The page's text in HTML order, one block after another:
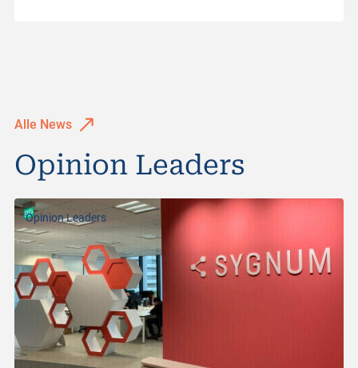
Opinion Leaders
Alle News
Opinion Leaders